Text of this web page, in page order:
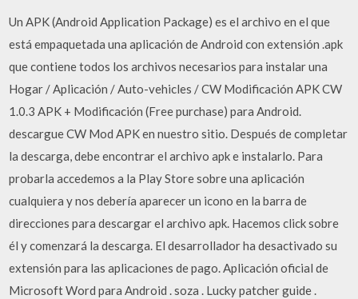
Un APK (Android Application Package) es el archivo en el que
está empaquetada una aplicación de Android con extensión .apk
que contiene todos los archivos necesarios para instalar una
Hogar / Aplicación / Auto-vehicles / CW Modificación APK CW
1.0.3 APK + Modificación (Free purchase) para Android.
descargue CW Mod APK en nuestro sitio. Después de completar
la descarga, debe encontrar el archivo apk e instalarlo. Para
probarla accedemos a la Play Store sobre una aplicación
cualquiera y nos debería aparecer un icono en la barra de
direcciones para descargar el archivo apk. Hacemos click sobre
él y comenzará la descarga. El desarrollador ha desactivado su
extensión para las aplicaciones de pago. Aplicación oficial de
Microsoft Word para Android . soza . Lucky patcher guide .